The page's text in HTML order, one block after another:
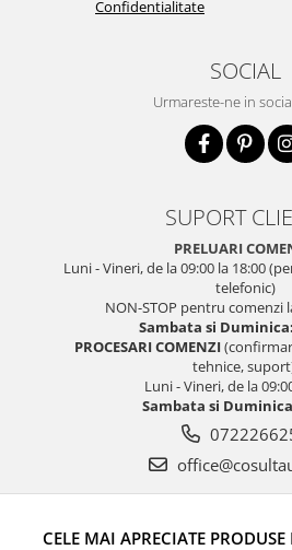
Guma de mestecat bio
Seminte, fructe uscate, samburi
Mixuri, condimente si mirodenii
Semipreparate
Specialitati si produse asiatice
Confidentialitate
SOCIAL
Urmareste-ne in
SUPORT
PRELUARI
Luni - Vineri, de la 09:00 la 18:00
telefonic)
NON-STOP pentru comenzi
Sambata si
PROCESARI COMENZI
tehnice,
Luni - Vineri, de la
Sambata si
CELE MAI APRECIATE